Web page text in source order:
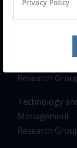
Privacy Policy
Research
Technology
Management
Research